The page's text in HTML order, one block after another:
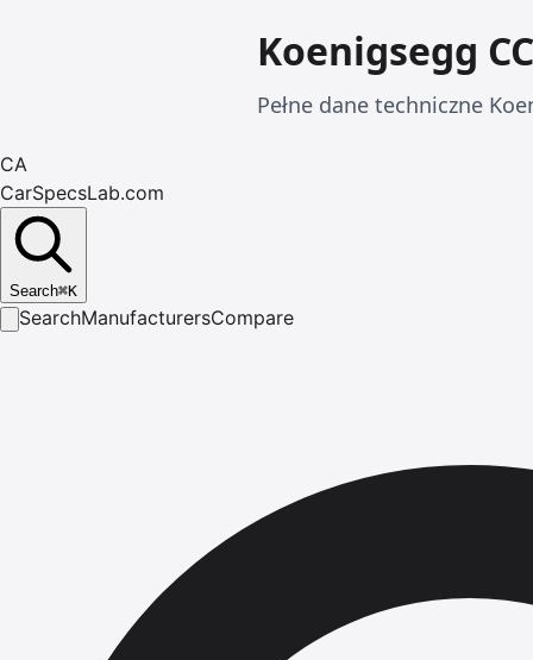
Koenigsegg
Pełne dane techniczne
CA
CarSpecsLab.com
Search⌘K
SearchManufacturersCompare